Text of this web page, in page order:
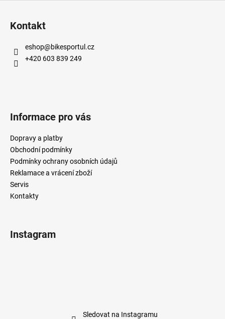
Kontakt
eshop@bikesportul.cz
+420 603 839 249
Informace pro vás
Dopravy a platby
Obchodní podmínky
Podmínky ochrany osobních údajů
Reklamace a vrácení zboží
Servis
Kontakty
Instagram
Sledovat na Instagramu